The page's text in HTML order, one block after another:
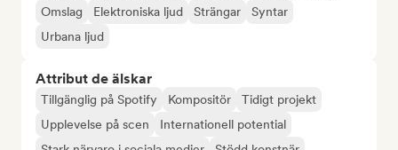
Omslag Elektroniska ljud Strängar
Syntar
Urbana ljud
Attribut de älskar
Tillgänglig på Spotify Kompositör
Tidigt projekt
Upplevelse på scen
Internationell potential